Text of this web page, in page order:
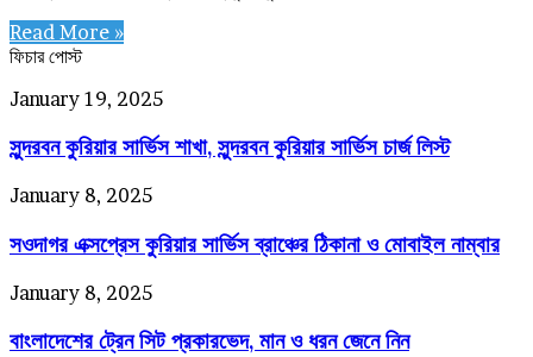
Read More »
ফিচার পোস্ট
সুন্দরবন
সার্ভিস
শাখা,
সুন্দরবন
সার্ভিস
লিস্ট
January 19, 2025
সুন্দরবন কুরিয়ার সার্ভিস শাখা, সুন্দরবন কুরিয়ার সার্ভিস চার্জ লিস্ট
সওদাগর
কুরিয়ার
ব্রাঞ্চের
ও
January 8, 2025
সওদাগর এক্সপ্রেস কুরিয়ার সার্ভিস ব্রাঞ্চের ঠিকানা ও মোবাইল নাম্বার
বাংলাদেশের
সিট
January 8, 2025
বাংলাদেশের ট্রেন সিট প্রকারভেদ, মান ও ধরন জেনে নিন